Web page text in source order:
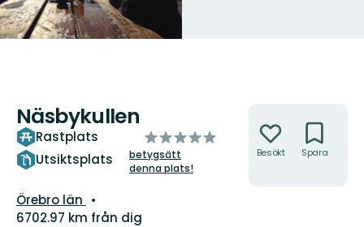
Näsbykullen
Rastplats
Utsiktsplats
av
5
stjärnor
betygsätt
denna plats!
Län:
Örebro län
6702.97 km från dig
Besökt Spara